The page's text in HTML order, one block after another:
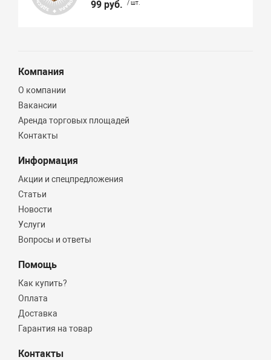
99 руб. / шт.
Компания
О компании
Вакансии
Аренда торговых площадей
Контакты
Информация
Акции и спецпредложения
Статьи
Новости
Услуги
Вопросы и ответы
Помощь
Как купить?
Оплата
Доставка
Гарантия на товар
Контакты